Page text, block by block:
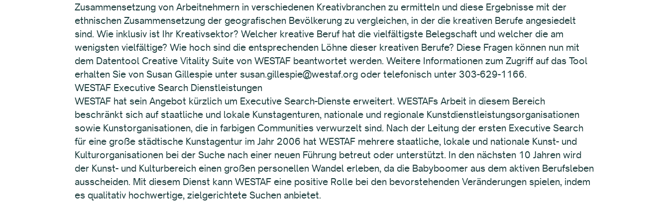
Zusammensetzung von Arbeitnehmern in verschiedenen Kreativbranchen zu ermitteln und diese Ergebnisse mit der
ethnischen Zusammensetzung der geografischen Bevölkerung zu vergleichen, in der die kreativen Berufe angesiedelt
sind. Wie inklusiv ist Ihr Kreativsektor? Welcher kreative Beruf hat die vielfältigste Belegschaft und welcher die am
wenigsten vielfältige? Wie hoch sind die entsprechenden Löhne dieser kreativen Berufe? Diese Fragen können nun mit
dem Datentool Creative Vitality Suite von WESTAF beantwortet werden. Weitere Informationen zum Zugriff auf das Tool
erhalten Sie von Susan Gillespie unter susan.gillespie@westaf.org oder telefonisch unter 303-629-1166.
WESTAF Executive Search Dienstleistungen
WESTAF hat sein Angebot kürzlich um Executive Search-Dienste erweitert. WESTAFs Arbeit in diesem Bereich
beschränkt sich auf staatliche und lokale Kunstagenturen, nationale und regionale Kunstdienstleistungsorganisationen
sowie Kunstorganisationen, die in farbigen Communities verwurzelt sind. Nach der Leitung der ersten Executive Search
für eine große städtische Kunstagentur im Jahr 2006 hat WESTAF mehrere staatliche, lokale und nationale Kunst- und
Kulturorganisationen bei der Suche nach einer neuen Führung betreut oder unterstützt. In den nächsten 10 Jahren wird
der Kunst- und Kulturbereich einen großen personellen Wandel erleben, da die Babyboomer aus dem aktiven Berufsleben
ausscheiden. Mit diesem Dienst kann WESTAF eine positive Rolle bei den bevorstehenden Veränderungen spielen, indem
es qualitativ hochwertige, zielgerichtete Suchen anbietet.